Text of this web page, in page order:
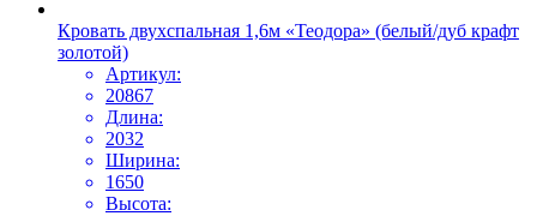
Кровать двухспальная 1,6м «Теодора» (белый/дуб крафт
золотой)
Артикул:
20867
Длина:
2032
Ширина:
1650
Высота: